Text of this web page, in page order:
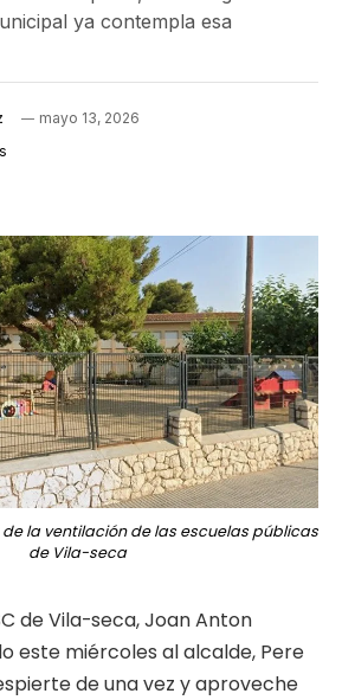
ya contempla esa
mayo 13, 2026
de la ventilación de las escuelas públicas
de Vila-seca
de Vila-seca, Joan Anton
este miércoles al alcalde, Pere
de una vez y aproveche